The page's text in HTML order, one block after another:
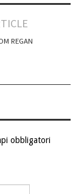
REGAN
obbligatori